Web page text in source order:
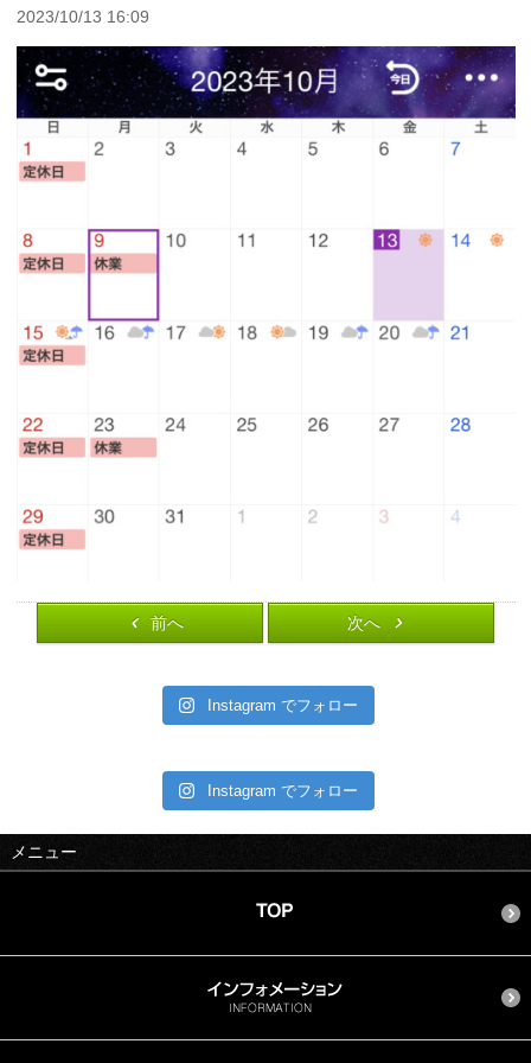
2023/10/13 16:09
前へ 次へ
Instagram でフォロー
Instagram でフォロー
メニュー